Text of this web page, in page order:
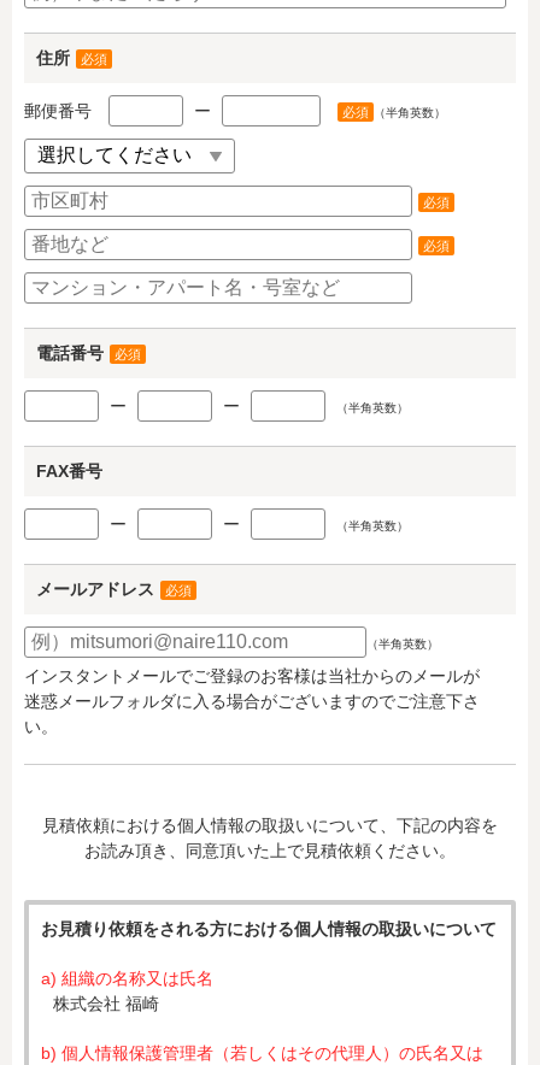
住所 必須
郵便番号 ー 必須 （半角英数）
必須
必須
電話番号 必須
ー ー （半角英数）
FAX番号
ー ー （半角英数）
メールアドレス 必須
（半角英数）
インスタントメールでご登録のお客様は当社からのメールが
迷惑メールフォルダに入る場合がございますのでご注意下さ
い。
見積依頼における個人情報の取扱いについて、下記の内容を
お読み頂き、同意頂いた上で見積依頼ください。
お見積り依頼をされる方における個人情報の取扱いについて
a) 組織の名称又は氏名
株式会社 福崎
b) 個人情報保護管理者（若しくはその代理人）の氏名又は